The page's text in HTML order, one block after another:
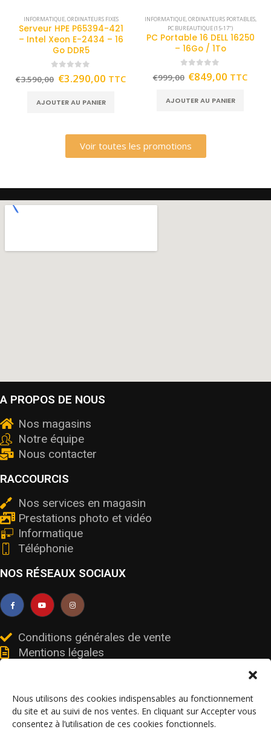
Nous utilisons des cookies indispensables au fonctionnement
du site et au suivi de nos ventes. En cliquant sur Accepter vous
consentez à l’utilisation de ces cookies fonctionnels.
INFORMATIQUE,ORDINATEURS FIXES
Serveur HPE P65394-421
– Intel Xeon E-2434 – 16
Go DDR5
out of 5
€3.590,00 €3.290,00 TTC
AJOUTER AU PANIER
INFORMATIQUE,ORDINATEURS PORTABLES,
PC BUREAUTIQUE (15-17")
PC Portable 16 DELL 16250
– 16Go / 1To
out of 5
€999,00 €849,00 TTC
AJOUTER AU PANIER
Voir toutes les promotions
A PROPOS DE NOUS
Nos magasins
Notre équipe
Nous contacter
RACCOURCIS
Nos services en magasin
Prestations photo et vidéo
Informatique
Téléphonie
NOS RÉSEAUX SOCIAUX
Conditions générales de vente
Mentions légales